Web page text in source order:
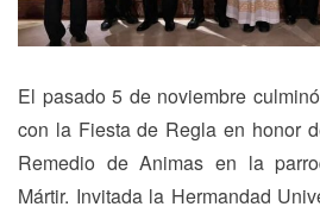
El pasado 5 de noviembre
con la Fiesta de Regla en honor
Remedio de Animas en la
Mártir. Invitada la Hermandad